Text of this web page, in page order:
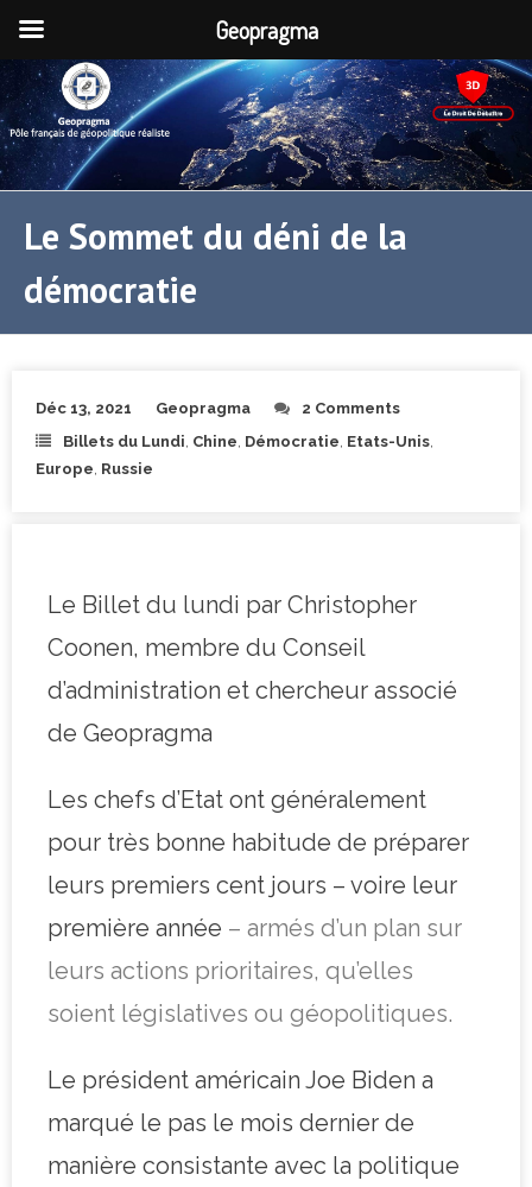
Le Sommet du déni de la
démocratie
Déc 13, 2021 Geopragma
2 Comments
Billets du Lundi Chine Démocratie Etats-Unis
Europe Russie
Le Billet du lundi par Christopher
Coonen, membre du Conseil
d’administration et chercheur associé
de Geopragma
Les chefs d’Etat ont généralement
pour très bonne habitude de préparer
leurs premiers cent jours – voire leur
première année – armés d’un plan sur
leurs actions prioritaires, qu’elles
soient législatives ou géopolitiques.
Le président américain Joe Biden a
marqué le pas le mois dernier de
manière consistante avec la politique
Geopragma